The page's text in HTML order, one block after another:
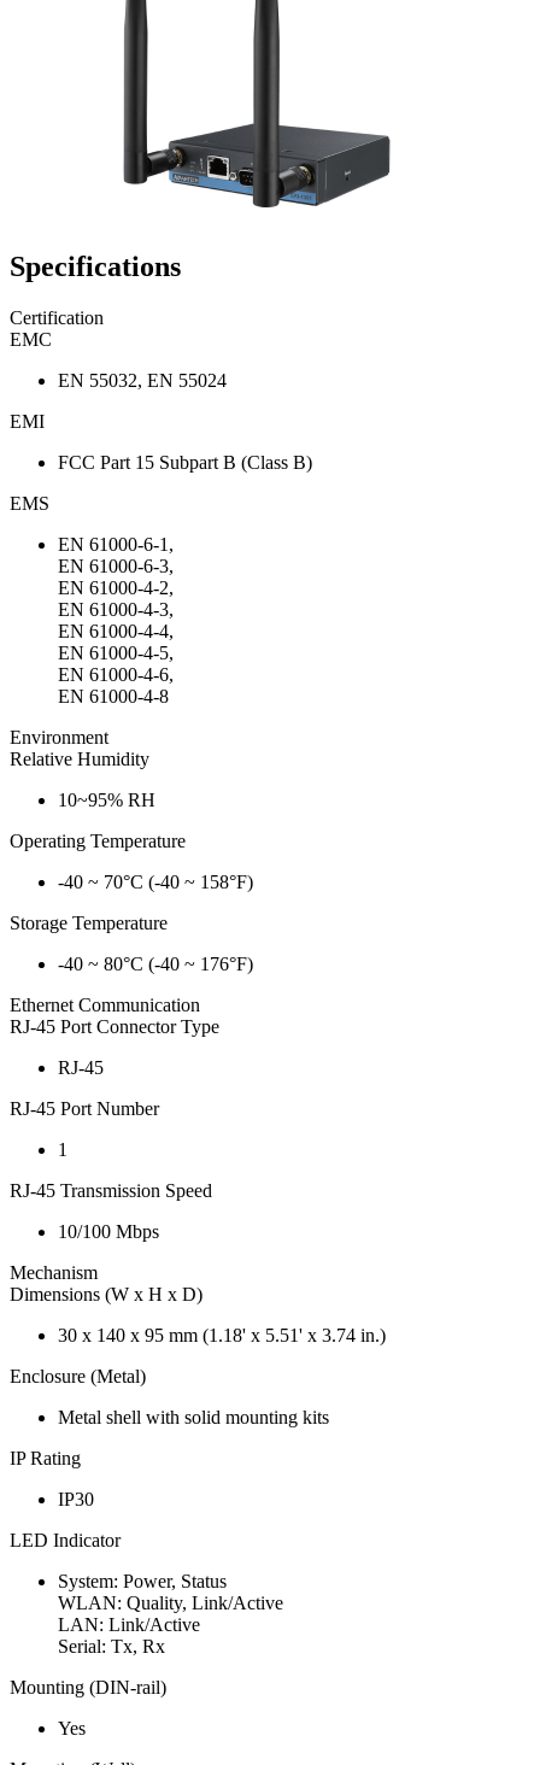
Specifications
Certification
EMC
EN 55032, EN 55024
EMI
FCC Part 15 Subpart B (Class B)
EMS
EN 61000-6-1,
EN 61000-6-3,
EN 61000-4-2,
EN 61000-4-3,
EN 61000-4-4,
EN 61000-4-5,
EN 61000-4-6,
EN 61000-4-8
Environment
Relative Humidity
10~95% RH
Operating Temperature
-40 ~ 70°C (-40 ~ 158°F)
Storage Temperature
-40 ~ 80°C (-40 ~ 176°F)
Ethernet Communication
RJ-45 Port Connector Type
RJ-45
RJ-45 Port Number
1
RJ-45 Transmission Speed
10/100 Mbps
Mechanism
Dimensions (W x H x D)
30 x 140 x 95 mm (1.18' x 5.51' x 3.74 in.)
Enclosure (Metal)
Metal shell with solid mounting kits
IP Rating
IP30
LED Indicator
System: Power, Status
WLAN: Quality, Link/Active
LAN: Link/Active
Serial: Tx, Rx
Mounting (DIN-rail)
Yes